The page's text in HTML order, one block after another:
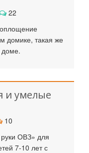
22
домике, такая же
доме.
и умелые
10
ОВЗ» для
7-10 лет с